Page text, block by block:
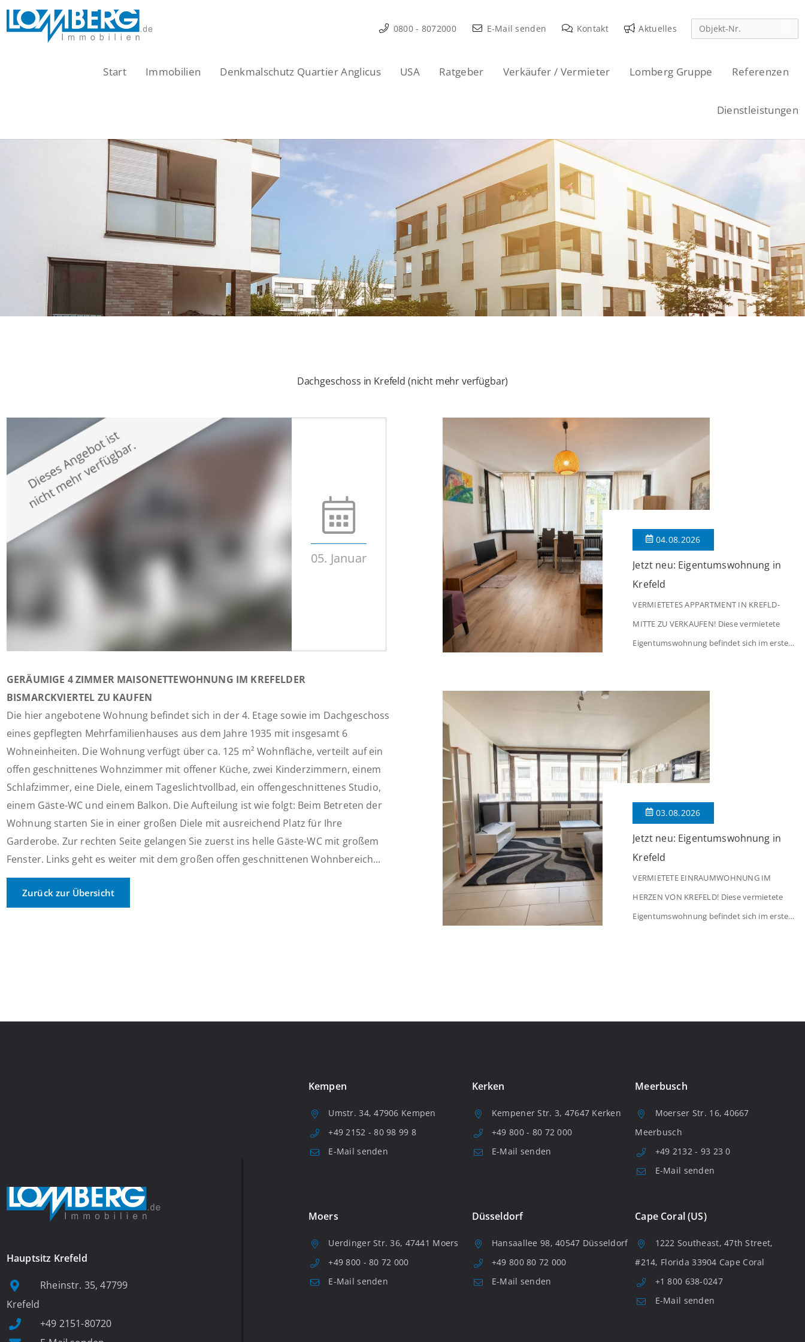
Zum
Inhalt
0800 - 8072000 E-Mail senden Kontakt Aktuelles
Start Immobilien Denkmalschutz Quartier Anglicus USA Ratgeber Verkäufer / Vermieter Lomberg Gruppe Referenzen
Dienstleistungen
Dachgeschoss in Krefeld (nicht mehr verfügbar)
05. Januar
GERÄUMIGE 4 ZIMMER MAISONETTEWOHNUNG IM KREFELDER
BISMARCKVIERTEL ZU KAUFEN
Die hier angebotene Wohnung befindet sich in der 4. Etage sowie im Dachgeschoss
eines gepflegten Mehrfamilienhauses aus dem Jahre 1935 mit insgesamt 6
Wohneinheiten. Die Wohnung verfügt über ca. 125 m² Wohnfläche, verteilt auf ein
offen geschnittenes Wohnzimmer mit offener Küche, zwei Kinderzimmern, einem
Schlafzimmer, eine Diele, einem Tageslichtvollbad, ein offengeschnittenes Studio,
einem Gäste-WC und einem Balkon. Die Aufteilung ist wie folgt: Beim Betreten der
Wohnung starten Sie in einer großen Diele mit ausreichend Platz für Ihre
Garderobe. Zur rechten Seite gelangen Sie zuerst ins helle Gäste-WC mit großem
Fenster. Links geht es weiter mit dem großen offen geschnittenen Wohnbereich...
Zurück zur Übersicht
04.08.2026
Jetzt neu: Eigentumswohnung in
Krefeld
VERMIETETES APPARTMENT IN KREFLD-
MITTE ZU VERKAUFEN! Diese vermietete
Eigentumswohnung befindet sich im ersten
über 34 m² Wohnfläche., welche sich wie
folgt aufteilen: Beim Betreten der Wohnung
befinden Sie sich in einer praktischen Diele,
welche ausreichend Platz für eine […]
03.08.2026
Jetzt neu: Eigentumswohnung in
Krefeld
VERMIETETE EINRAUMWOHNUNG IM
HERZEN VON KREFELD! Diese vermietete
Eigentumswohnung befindet sich im ersten
Hauptsitz Krefeld
Rheinstr. 35, 47799
Krefeld
+49 2151-80720
Kempen
Umstr. 34, 47906 Kempen
+49 2152 - 80 98 99 8
E-Mail senden
Kerken
Kempener Str. 3, 47647 Kerken
+49 800 - 80 72 000
E-Mail senden
Meerbusch
Moerser Str. 16, 40667
Meerbusch
+49 2132 - 93 23 0
E-Mail senden
Moers
Uerdinger Str. 36, 47441 Moers
+49 800 - 80 72 000
E-Mail senden
Düsseldorf
Hansaallee 98, 40547 Düsseldorf
+49 800 80 72 000
E-Mail senden
Cape Coral (US)
1222 Southeast, 47th Street,
#214, Florida 33904 Cape Coral
+1 800 638-0247
E-Mail senden